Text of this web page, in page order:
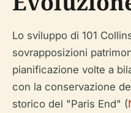
Lo sviluppo di 101
sovrapposizioni
pianificazione volte a
con la conservazione
storico del "Paris End" (